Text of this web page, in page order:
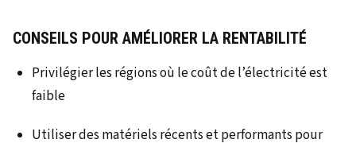
CONSEILS POUR AMÉLIORER LA RENTABILITÉ
Privilégier les régions où le coût de l’électricité est
faible
Utiliser des matériels récents et performants pour